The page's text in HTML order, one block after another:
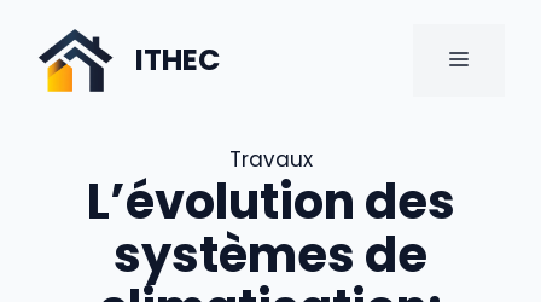
contenu
ITHEC MENU
Travaux
L’évolution des
systèmes de